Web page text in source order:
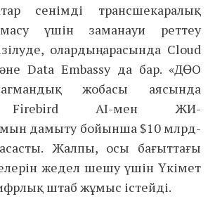
сенімді трансшекаралық
үшін заманауи реттеу
олардың арасында Cloud
Data Embassy да бар. «ДӨО
жобасы аясында
Firebird AI-мен ЖИ-
дамыту бойынша $10 млрд-
Жалпы, осы бағыттағы
жедел шешу үшін Үкімет
штаб жұмыс істейді.